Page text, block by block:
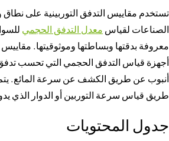
تستخدم مقاييس التدفق التوربينية على
الصناعات لقياس معدل التدفق الحجمي
معروفة بدقتها وبساطتها وموثوقيتها.
أجهزة قياس التدفق الحجمي التي تحسب تدفق
أنبوب عن طريق الكشف عن سرعة المائع.
طريق قياس سرعة التوربين أو الدوار الذي
جدول المحتويات